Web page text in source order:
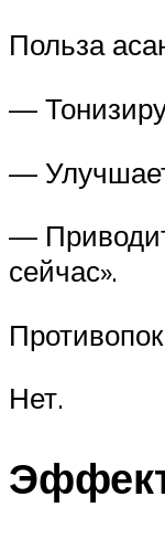
Польза
—
—
—
сейчас».
Нет.